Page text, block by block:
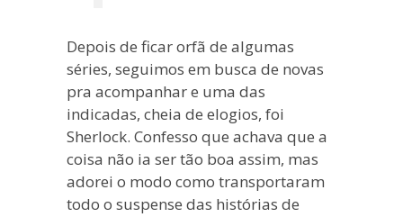
Depois de ficar orfã de algumas
séries, seguimos em busca de novas
pra acompanhar e uma das
indicadas, cheia de elogios, foi
Sherlock. Confesso que achava que a
coisa não ia ser tão boa assim, mas
adorei o modo como transportaram
todo o suspense das histórias de